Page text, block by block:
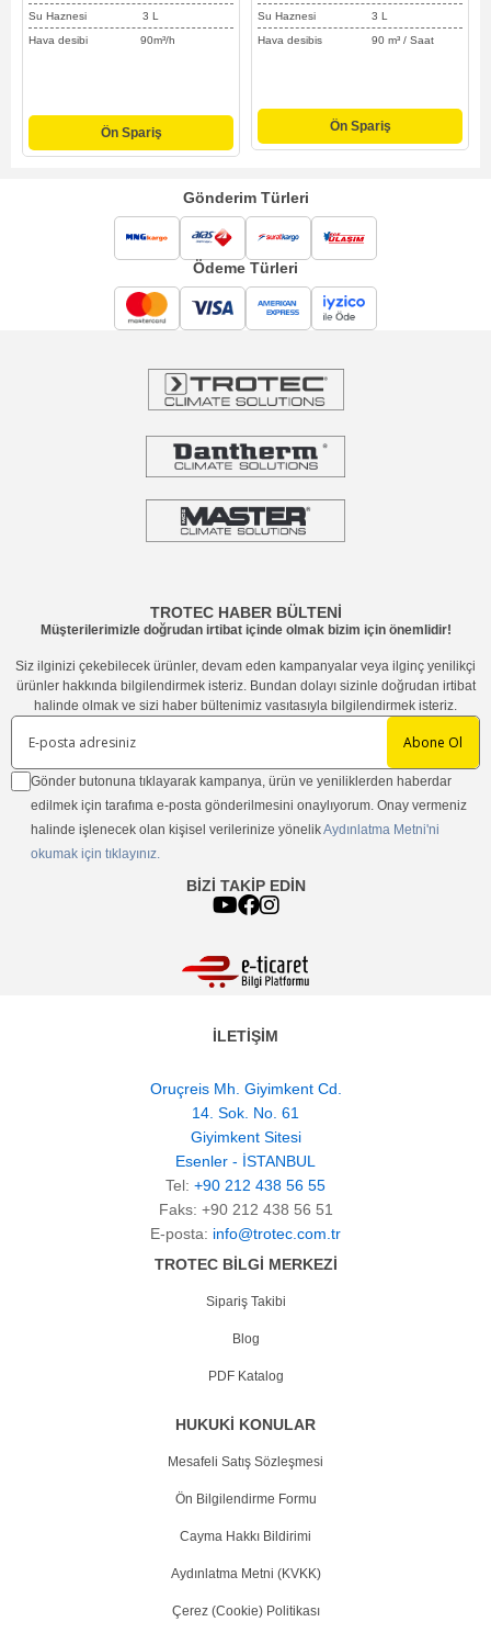
Su Haznesi 3 L
Hava desibi 90m³/h
Ön Spariş
Su Haznesi 3 L
Hava desibis 90 m³ / Saat
Ön Spariş
Gönderim Türleri
Ödeme Türleri
TROTEC HABER BÜLTENİ
Müşterilerimizle doğrudan irtibat içinde olmak bizim için önemlidir!
Siz ilginizi çekebilecek ürünler, devam eden kampanyalar veya ilginç yenilikçi
ürünler hakkında bilgilendirmek isteriz. Bundan dolayı sizinle doğrudan irtibat
halinde olmak ve sizi haber bültenimiz vasıtasıyla bilgilendirmek isteriz.
Abone Ol
Gönder butonuna tıklayarak kampanya, ürün ve yeniliklerden haberdar
edilmek için tarafıma e-posta gönderilmesini onaylıyorum. Onay vermeniz
halinde işlenecek olan kişisel verilerinize yönelikAydınlatma Metni'ni
okumak için tıklayınız.
BİZİ TAKİP EDİN
İLETİŞİM
Oruçreis Mh. Giyimkent Cd.
14. Sok. No. 61
Giyimkent Sitesi
Esenler - İSTANBUL
Tel: +90 212 438 56 55
Faks: +90 212 438 56 51
E-posta: info@trotec.com.tr
TROTEC BİLGİ MERKEZİ
Sipariş Takibi
Blog
PDF Katalog
HUKUKİ KONULAR
Mesafeli Satış Sözleşmesi
Ön Bilgilendirme Formu
Cayma Hakkı Bildirimi
Aydınlatma Metni (KVKK)
Çerez (Cookie) Politikası